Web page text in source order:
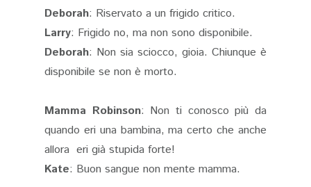
Deborah: Riservato a un frigido critico.
Larry: Frigido no, ma non sono disponibile.
Deborah: Non sia sciocco, gioia. Chiunque è
disponibile se non è morto.
Mamma Robinson: Non ti conosco più da
quando eri una bambina, ma certo che anche
allora eri già stupida forte!
Kate: Buon sangue non mente mamma.